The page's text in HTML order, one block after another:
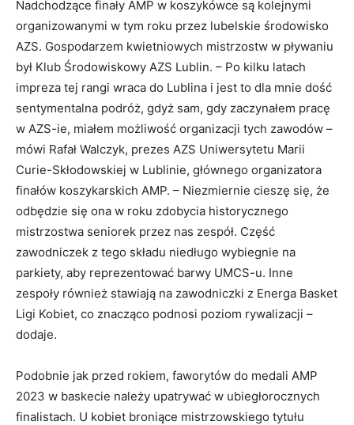
Nadchodzące finały AMP w koszykówce są kolejnymi
organizowanymi w tym roku przez lubelskie środowisko
AZS. Gospodarzem kwietniowych mistrzostw w pływaniu
był Klub Środowiskowy AZS Lublin. – Po kilku latach
impreza tej rangi wraca do Lublina i jest to dla mnie dość
sentymentalna podróż, gdyż sam, gdy zaczynałem pracę
w AZS-ie, miałem możliwość organizacji tych zawodów –
mówi Rafał Walczyk, prezes AZS Uniwersytetu Marii
Curie-Skłodowskiej w Lublinie, głównego organizatora
finałów koszykarskich AMP. – Niezmiernie cieszę się, że
odbędzie się ona w roku zdobycia historycznego
mistrzostwa seniorek przez nas zespół. Część
zawodniczek z tego składu niedługo wybiegnie na
parkiety, aby reprezentować barwy UMCS-u. Inne
zespoły również stawiają na zawodniczki z Energa Basket
Ligi Kobiet, co znacząco podnosi poziom rywalizacji –
dodaje.
Podobnie jak przed rokiem, faworytów do medali AMP
2023 w baskecie należy upatrywać w ubiegłorocznych
finalistach. U kobiet broniące mistrzowskiego tytułu